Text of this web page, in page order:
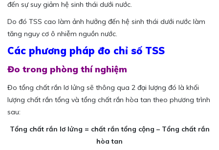
đến sự suy giảm hệ sinh thái dưới nước.
Do đó TSS cao làm ảnh hưởng đến hệ sinh thái dưới nước làm
tăng nguy cơ ô nhiễm nguồn nước.
Các phương pháp đo chỉ số TSS
Đo trong phòng thí nghiệm
Đo tổng chất rắn lơ lửng sẽ thông qua 2 đại lượng đó là khối
lượng chất rắn tổng và tổng chất rắn hòa tan theo phương trình
sau:
Tổng chất rắn lơ lửng = chất rắn tổng cộng – Tổng chất rắn
hòa tan